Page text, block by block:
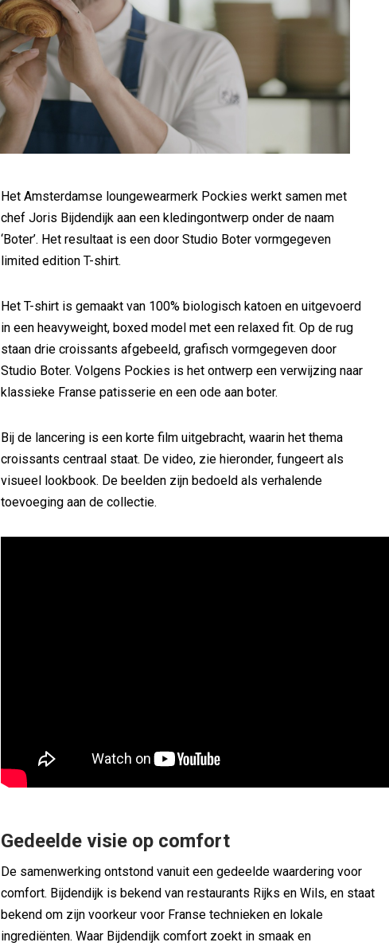
Het Amsterdamse loungewearmerk Pockies werkt samen met
chef Joris Bijdendijk aan een kledingontwerp onder de naam
‘Boter’. Het resultaat is een door Studio Boter vormgegeven
limited edition T-shirt.
Het T-shirt is gemaakt van 100% biologisch katoen en uitgevoerd
in een heavyweight, boxed model met een relaxed fit. Op de rug
staan drie croissants afgebeeld, grafisch vormgegeven door
Studio Boter. Volgens Pockies is het ontwerp een verwijzing naar
klassieke Franse patisserie en een ode aan boter.
Bij de lancering is een korte film uitgebracht, waarin het thema
croissants centraal staat. De video, zie hieronder, fungeert als
visueel lookbook. De beelden zijn bedoeld als verhalende
toevoeging aan de collectie.
Gedeelde visie op comfort
De samenwerking ontstond vanuit een gedeelde waardering voor
comfort. Bijdendijk is bekend van restaurants Rijks en Wils, en staat
bekend om zijn voorkeur voor Franse technieken en lokale
ingrediënten. Waar Bijdendijk comfort zoekt in smaak en